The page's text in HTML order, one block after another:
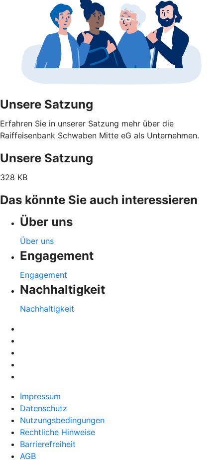
Unsere Satzung
Erfahren Sie in unserer Satzung mehr über die
Raiffeisenbank Schwaben Mitte eG als Unternehmen.
Unsere Satzung
328 KB
Das könnte Sie auch interessieren
Über uns
Über uns
Engagement
Engagement
Nachhaltigkeit
Nachhaltigkeit
Impressum
Datenschutz
Nutzungsbedingungen
Rechtliche Hinweise
Barrierefreiheit
AGB